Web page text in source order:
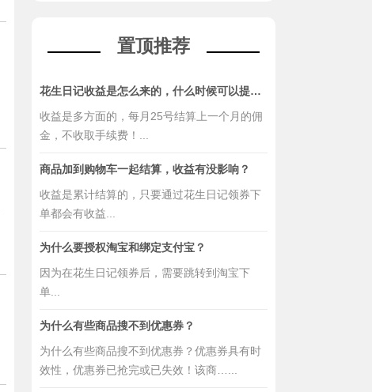
置顶推荐
花生日记收益是怎么来的，什么时候可以提现？
收益是多方面的，每月25号结算上一个月的佣
金，不收取手续费！...
商品加到购物车一起结算，收益有没影响？
收益是累计结算的，只要通过花生日记领券下
单都会有收益...
为什么要授权淘宝和绑定支付宝？
因为在花生日记领券后，需要跳转到淘宝下
单...
为什么有些商品搜不到优惠券？
为什么有些商品搜不到优惠券？优惠券具有时
效性，优惠券已抢完或已失效！该商…...